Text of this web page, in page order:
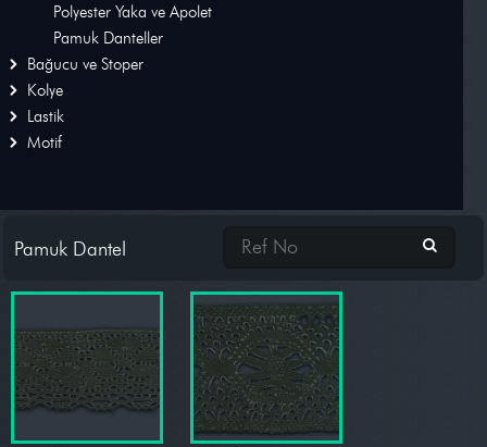
Lastik
Motif
Polyester Yaka ve Apolet
Pamuk Danteller
Bağucu ve Stoper
Kolye
Lastik
Motif
Pamuk Dantel